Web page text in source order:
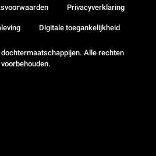
Alle rechten
voorbehouden.
Privacyverklaring
Digitale toegankelijkheid